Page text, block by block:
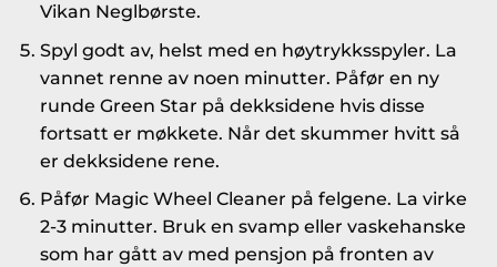
Vikan Neglbørste.
Spyl godt av, helst med en høytrykksspyler. La
vannet renne av noen minutter. Påfør en ny
runde Green Star på dekksidene hvis disse
fortsatt er møkkete. Når det skummer hvitt så
er dekksidene rene.
Påfør Magic Wheel Cleaner på felgene. La virke
2-3 minutter. Bruk en svamp eller vaskehanske
som har gått av med pensjon på fronten av